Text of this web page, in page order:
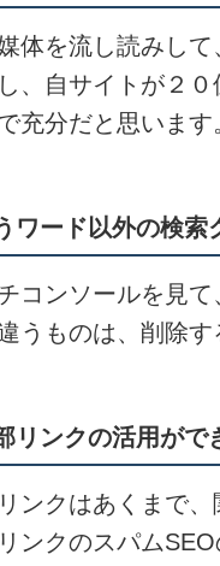
媒体を流し読みし
、自サイトが２
充分だと思います
ワード以外の検索
コンソールを見
うものは、削除す
リンクの活用がで
ンクはあくまで、
ンクのスパム